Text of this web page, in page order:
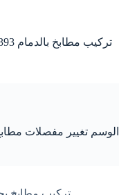
تركيب مطابخ بالدمام 0549579393
الوسم تغيير مفصلات